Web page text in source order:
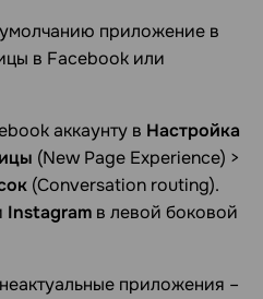
приложение в
в Facebook или
аккаунту в Настройка
(New Page Experience) >
(Conversation routing).
Instagram в левой боковой
приложения –